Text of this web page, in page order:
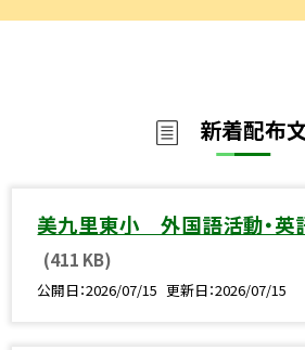
新着配布
美九里東小 外国語活動・英
(411 KB)
公開日 2026/07/15 更新日 2026/07/15